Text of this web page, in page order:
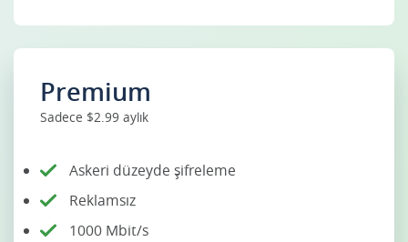
Premium
Sadece $2.99 aylık
Askeri düzeyde şifreleme
Reklamsız
1000 Mbit/s